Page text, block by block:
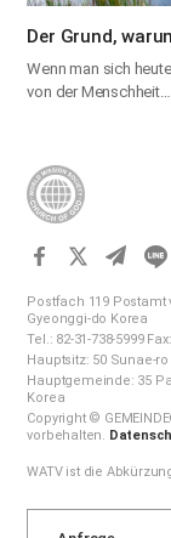
Der Grund,
Wenn man sich
von der Menschheit…
Postfach 119
Gyeonggi-do Korea
Tel.: 82-31-738-5999
Hauptsitz: 50 Sunae-
Hauptgemeinde: 35
Korea
Copyright ©
vorbehalten.
WATV ist die